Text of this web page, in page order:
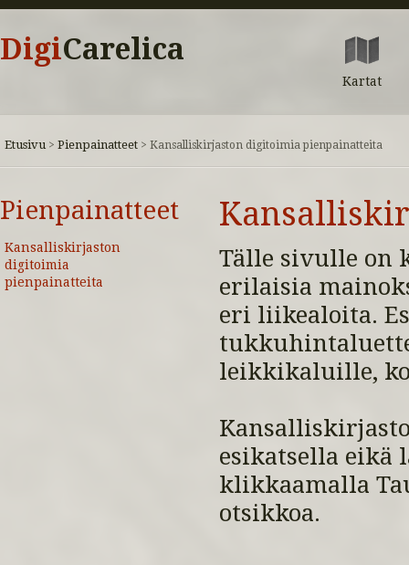
DigiCarelica
Kartat
Etusivu > Pienpainatteet > Kansalliskirjaston digitoimia pienpainatteita
Pienpainatteet
Kansalliskirjaston
digitoimia
pienpainatteita
Tälle sivulle on
erilaisia
eri liikealoita.
leikkikaluille,
esikatsella eikä
klikkaamalla
otsikkoa.